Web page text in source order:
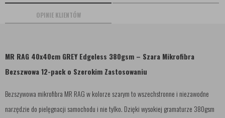
OPINIE KLIENTÓW
MR RAG 40x40cm GREY Edgeless 380gsm – Szara Mikrofibra
Bezszwowa 12-pack o Szerokim Zastosowaniu
Bezszywowa mikrofibra MR RAG w kolorze szarym to wszechstronne i niezawodne
narzędzie do pielęgnacji samochodu i nie tylko. Dzięki wysokiej gramaturze 380gsm